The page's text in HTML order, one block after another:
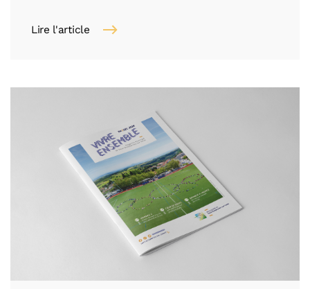
Lire l'article